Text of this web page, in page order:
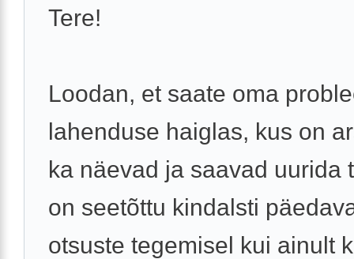
Tere!
Loodan, et saate oma
lahenduse haiglas, kus on
ka näevad ja saavad uurida
on seetõttu kindalsti
otsuste tegemisel kui ainult